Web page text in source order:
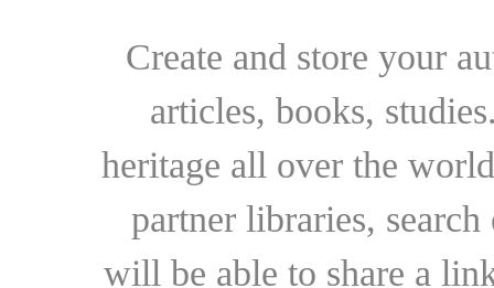
Create and store your
articles, books,
heritage all over the
partner libraries,
will be able to share a